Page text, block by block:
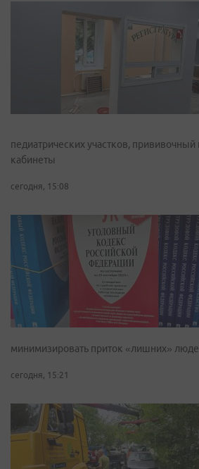
педиатрических участков,
кабинеты
сегодня, 15:08
минимизировать приток «лишних»
сегодня, 15:21